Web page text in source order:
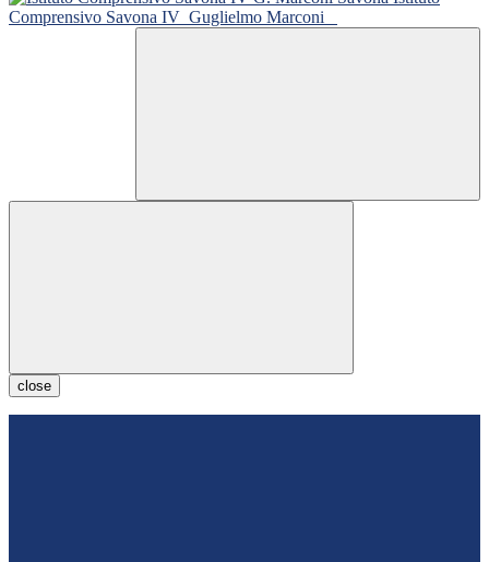
Comprensivo Savona IV Guglielmo Marconi
close